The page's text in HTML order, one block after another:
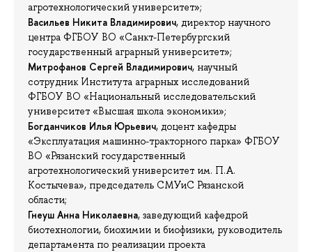
агротехнологический университет»;
Васильев Никита Владимирович, директор научного
центра ФГБОУ ВО «Санкт-Петербургский
государственный аграрный университет»;
Митрофанов Сергей Владимирович, научный
сотрудник Института аграрных исследований
ФГБОУ ВО «Национальный исследовательский
университет «Высшая школа экономики»;
Богданчиков Илья Юрьевич, доцент кафедры
«Эксплуатация машинно-тракторного парка» ФГБОУ
ВО «Рязанский государственный
агротехнологический университет им. П.А.
Костычева», председатель СМУиС Рязанской
области;
Гнеуш Анна Николаевна, заведующий кафедрой
биотехнологии, биохимии и биофизики, руководитель
департамента по реализации проекта